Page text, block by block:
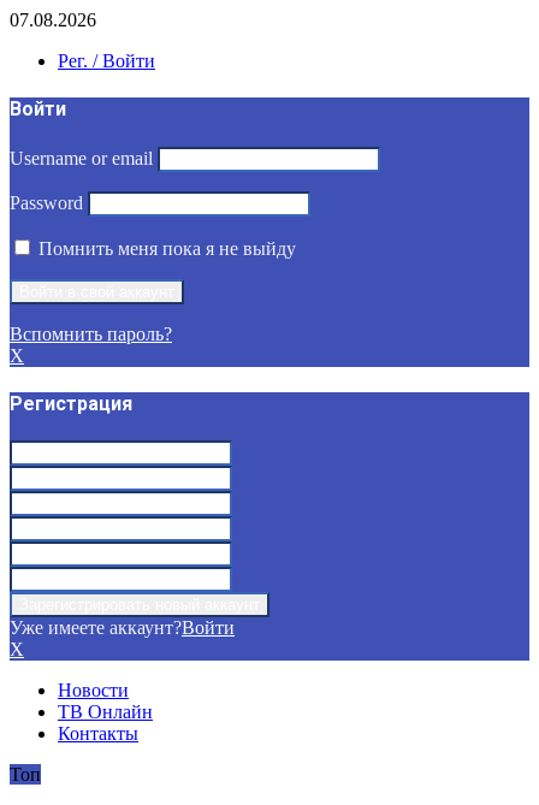
07.08.2026
Рег. / Войти
Войти
Username or email
Password
Помнить меня пока я не выйду
Вспомнить пароль?
X
Регистрация
Уже имеете аккаунт?Войти
X
Новости
ТВ Онлайн
Контакты
Топ